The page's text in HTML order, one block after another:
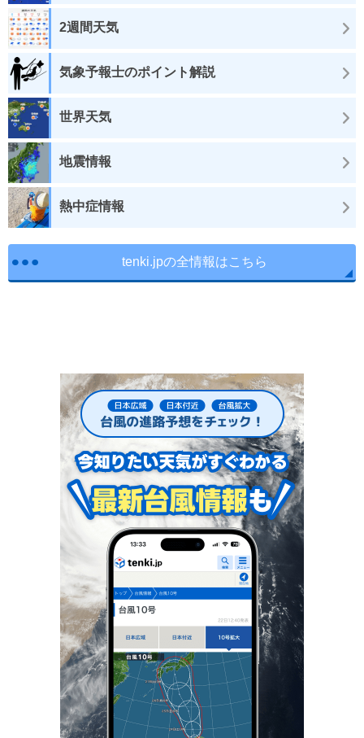
2週間天気
気象予報士のポイント解説
世界天気
地震情報
熱中症情報
tenki.jpの全情報はこちら